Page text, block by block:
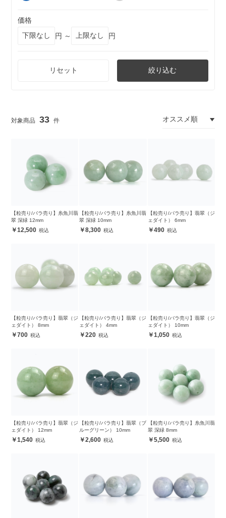
価格
円 ～
円
リセット 絞り込む
33
【粒売り/バラ売り】糸魚川翡
翠 深緑 12mm
12,500
【粒売り/バラ売り】糸魚川翡
翠 深緑 10mm
8,300
【粒売り/バラ売り】翡翠（ジ
ェダイト） 6mm
490
【粒売り/バラ売り】翡翠（ジ
ェダイト） 8mm
700
【粒売り/バラ売り】翡翠（ジ
ェダイト） 4mm
220
【粒売り/バラ売り】翡翠（ジ
ェダイト） 10mm
1,050
【粒売り/バラ売り】翡翠（ジ
ェダイト） 12mm
1,540
【粒売り/バラ売り】翡翠（ブ
ルーグリーン） 10mm
2,600
【粒売り/バラ売り】糸魚川翡
翠 深緑 8mm
5,500